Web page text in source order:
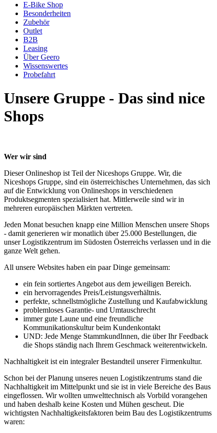
E-Bike Shop
Besonderheiten
Zubehör
Outlet
B2B
Leasing
Über Geero
Wissenswertes
Probefahrt
Unsere Gruppe - Das sind nice
Shops
Wer wir sind
Dieser Onlineshop ist Teil der Niceshops Gruppe. Wir, die
Niceshops Gruppe, sind ein österreichisches Unternehmen, das sich
auf die Entwicklung von Onlineshops in verschiedenen
Produktsegmenten spezialisiert hat. Mittlerweile sind wir in
mehreren europäischen Märkten vertreten.
Jeden Monat besuchen knapp eine Million Menschen unsere Shops
- damit generieren wir monatlich über 25.000 Bestellungen, die
unser Logistikzentrum im Südosten Österreichs verlassen und in die
ganze Welt gehen.
All unsere Websites haben ein paar Dinge gemeinsam:
ein fein sortiertes Angebot aus dem jeweiligen Bereich.
ein hervorragendes Preis/Leistungsverhältnis.
perfekte, schnellstmögliche Zustellung und Kaufabwicklung
problemloses Garantie- und Umtauschrecht
immer gute Laune und eine freundliche
Kommunikationskultur beim Kundenkontakt
UND: Jede Menge StammkundInnen, die über Ihr Feedback
die Shops ständig nach Ihrem Geschmack weiterentwickeln.
Nachhaltigkeit ist ein integraler Bestandteil unserer Firmenkultur.
Schon bei der Planung unseres neuen Logistikzentrums stand die
Nachhaltigkeit im Mittelpunkt und sie ist in viele Bereiche des Baus
eingeflossen. Wir wollten umwelttechnisch als Vorbild vorangehen
und haben deshalb keine Kosten und Mühen gescheut. Die
wichtigsten Nachhaltigkeitsfaktoren beim Bau des Logistikzentrums
waren: